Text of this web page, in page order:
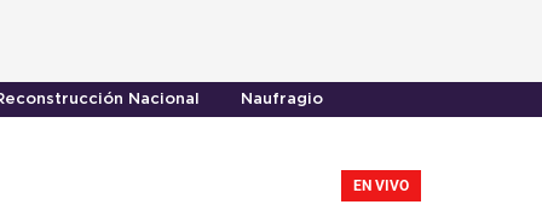
Nacional Naufragio
EN VIVO